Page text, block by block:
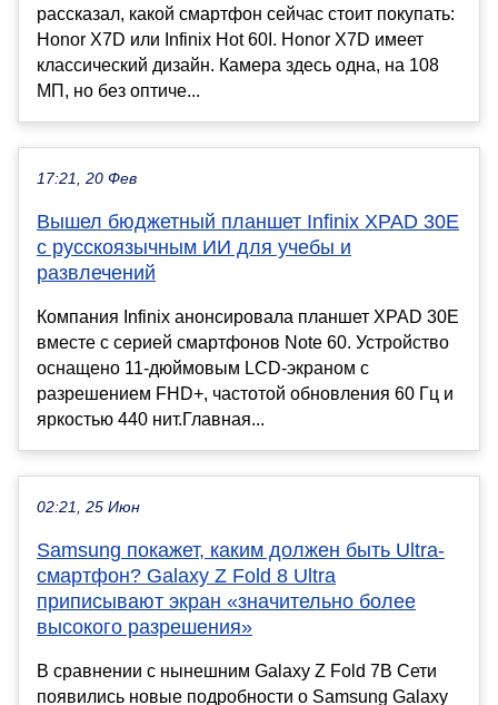
рассказал, какой смартфон сейчас стоит покупать:
Honor X7D или Infinix Hot 60I. Honor X7D имеет
классический дизайн. Камера здесь одна, на 108
МП, но без оптиче...
17:21, 20 Фев
Вышел бюджетный планшет Infinix XPAD 30E
с русскоязычным ИИ для учебы и
развлечений
Компания Infinix анонсировала планшет XPAD 30E
вместе с серией смартфонов Note 60. Устройство
оснащено 11-дюймовым LCD-экраном с
разрешением FHD+, частотой обновления 60 Гц и
яркостью 440 нит.Главная...
02:21, 25 Июн
Samsung покажет, каким должен быть Ultra-
смартфон? Galaxy Z Fold 8 Ultra
приписывают экран «значительно более
высокого разрешения»
В сравнении с нынешним Galaxy Z Fold 7В Сети
появились новые подробности о Samsung Galaxy